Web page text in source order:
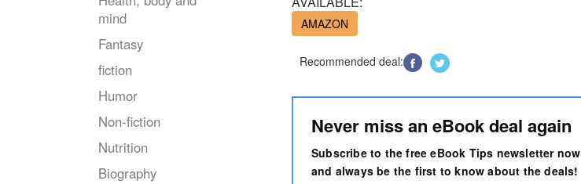
mind
Fantasy
fiction
Humor
Non-fiction
Nutrition
Biography
AMAZON
Recommended deal:
Never miss an eBook deal again
Subscribe to the free eBook Tips newsletter now
and always be the first to know about the deals!